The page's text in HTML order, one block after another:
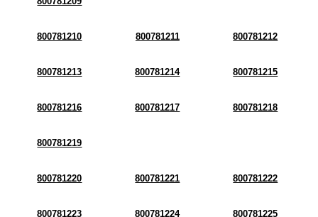
800781210 800781211 800781212
800781213 800781214 800781215
800781216 800781217 800781218
800781219
800781220 800781221 800781222
800781223 800781224 800781225